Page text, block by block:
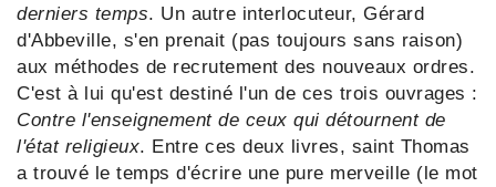
derniers temps. Un autre interlocuteur, Gérard
d'Abbeville, s'en prenait (pas toujours sans raison)
aux méthodes de recrutement des nouveaux ordres.
C'est à lui qu'est destiné l'un de ces trois ouvrages :
Contre l'enseignement de ceux qui détournent de
l'état religieux. Entre ces deux livres, saint Thomas
a trouvé le temps d'écrire une pure merveille (le mot